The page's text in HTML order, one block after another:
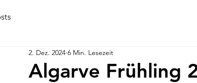
Algarve Frühling
2. Dez. 2024 6 Min. Lesezeit